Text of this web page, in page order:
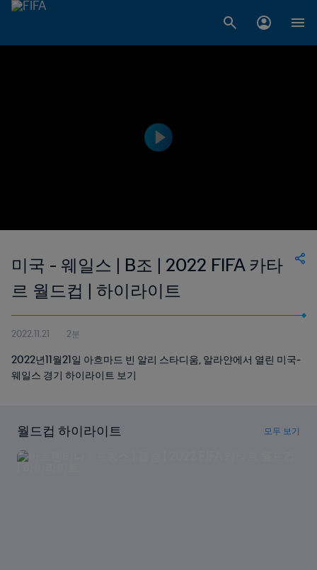
미국 - 웨일스 | B조 | 2022 FIFA 카타
르 월드컵 | 하이라이트
2022.11.21 2분
2022년11월21일 아흐마드 빈 알리 스타디움, 알라얀에서 열린 미국-
웨일스 경기 하이라이트 보기
월드컵 하이라이트 모두 보기